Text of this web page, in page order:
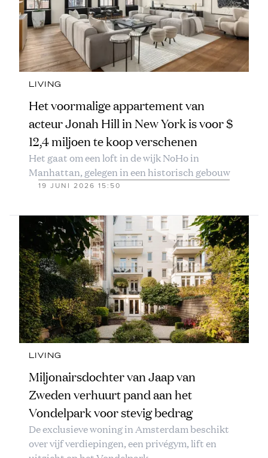
LIVING
Het voormalige appartement van
acteur Jonah Hill in New York is voor $
12,4 miljoen te koop verschenen
Het gaat om een loft in de wijk NoHo in
Manhattan, gelegen in een historisch gebouw
19 JUNI 2026 15:50
LIVING
Miljonairsdochter van Jaap van
Zweden verhuurt pand aan het
Vondelpark voor stevig bedrag
De exclusieve woning in Amsterdam beschikt
over vijf verdiepingen, een privégym, lift en